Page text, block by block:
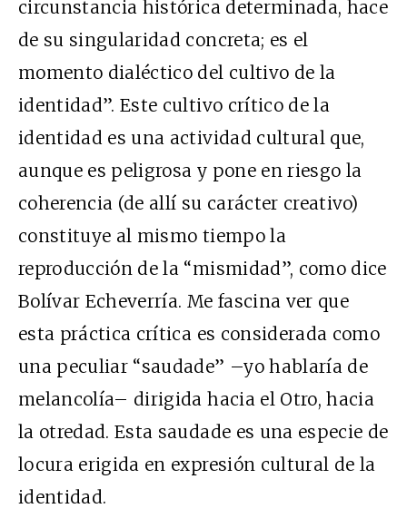
circunstancia histórica determinada, hace
de su singularidad concreta; es el
momento dialéctico del cultivo de la
identidad”. Este cultivo crítico de la
identidad es una actividad cultural que,
aunque es peligrosa y pone en riesgo la
coherencia (de allí su carácter creativo)
constituye al mismo tiempo la
reproducción de la “mismidad”, como dice
Bolívar Echeverría. Me fascina ver que
esta práctica crítica es considerada como
una peculiar “saudade” –yo hablaría de
melancolía– dirigida hacia el Otro, hacia
la otredad. Esta saudade es una especie de
locura erigida en expresión cultural de la
identidad.